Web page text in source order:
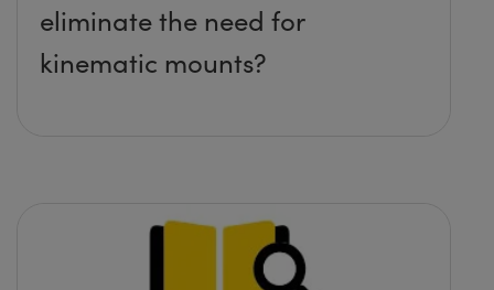
eliminate the need for
kinematic mounts?